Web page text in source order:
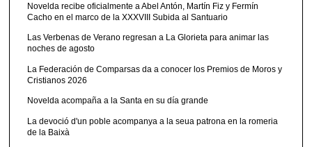
Novelda recibe oficialmente a Abel Antón, Martín Fiz y Fermín
Cacho en el marco de la XXXVIII Subida al Santuario
Las Verbenas de Verano regresan a La Glorieta para animar las
noches de agosto
La Federación de Comparsas da a conocer los Premios de Moros y
Cristianos 2026
Novelda acompaña a la Santa en su día grande
La devoció d'un poble acompanya a la seua patrona en la romeria
de la Baixà